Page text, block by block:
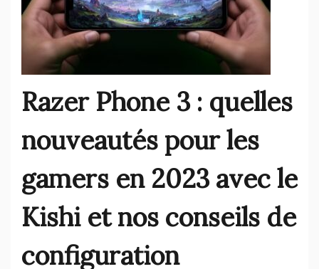
Razer Phone 3 : quelles
nouveautés pour les
gamers en 2023 avec le
Kishi et nos conseils de
configuration